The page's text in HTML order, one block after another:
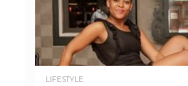
LIFESTYLE